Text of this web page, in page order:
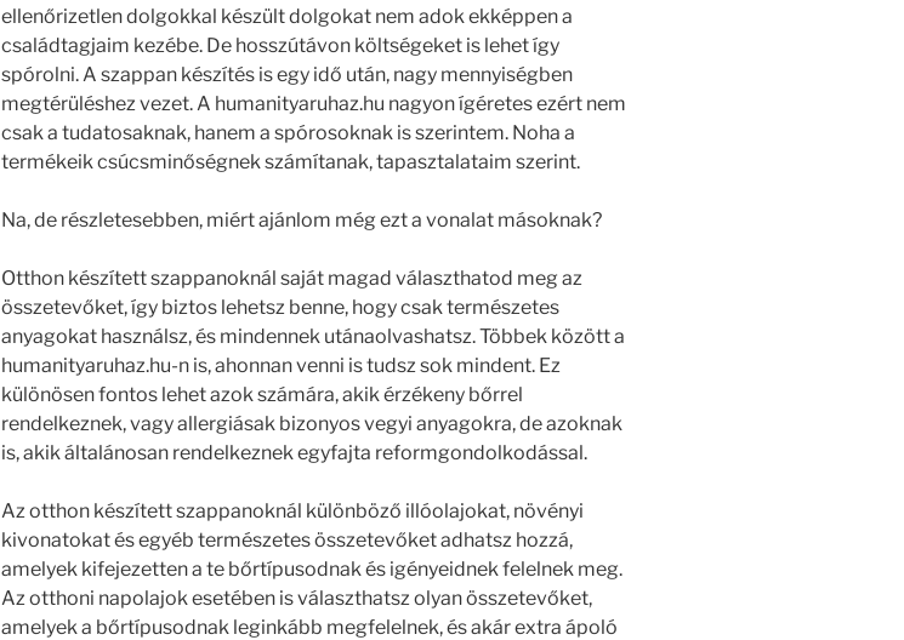
ellenőrizetlen dolgokkal készült dolgokat nem adok ekképpen a
családtagjaim kezébe. De hosszútávon költségeket is lehet így
spórolni. A szappan készítés is egy idő után, nagy mennyiségben
megtérüléshez vezet. A humanityaruhaz.hu nagyon ígéretes ezért nem
csak a tudatosaknak, hanem a spórosoknak is szerintem. Noha a
termékeik csúcsminőségnek számítanak, tapasztalataim szerint.
Na, de részletesebben, miért ajánlom még ezt a vonalat másoknak?
Otthon készített szappanoknál saját magad választhatod meg az
összetevőket, így biztos lehetsz benne, hogy csak természetes
anyagokat használsz, és mindennek utánaolvashatsz. Többek között a
humanityaruhaz.hu-n is, ahonnan venni is tudsz sok mindent. Ez
különösen fontos lehet azok számára, akik érzékeny bőrrel
rendelkeznek, vagy allergiásak bizonyos vegyi anyagokra, de azoknak
is, akik általánosan rendelkeznek egyfajta reformgondolkodással.
Az otthon készített szappanoknál különböző illóolajokat, növényi
kivonatokat és egyéb természetes összetevőket adhatsz hozzá,
amelyek kifejezetten a te bőrtípusodnak és igényeidnek felelnek meg.
Az otthoni napolajok esetében is választhatsz olyan összetevőket,
amelyek a bőrtípusodnak leginkább megfelelnek, és akár extra ápoló